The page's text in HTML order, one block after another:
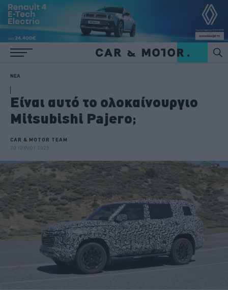
ΝΕΑ
Είναι αυτό το ολοκαίνουργιο
Mitsubishi Pajero;
CAR & MOTOR TEAM
20 ΙΟΥΛΙΟΥ 2025